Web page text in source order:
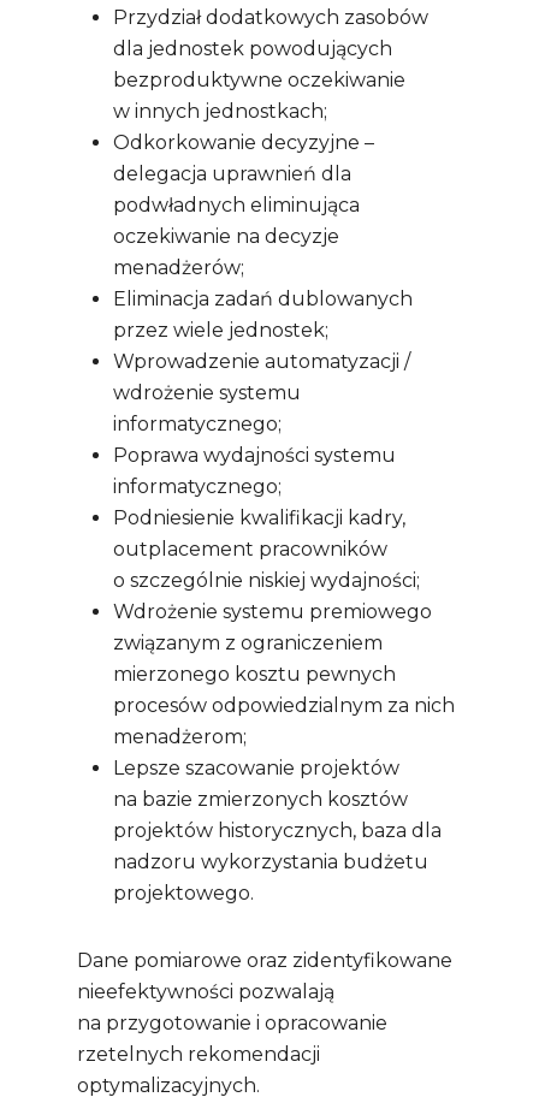
Przydział dodatkowych zasobów
dla jednostek powodujących
bezproduktywne oczekiwanie
w innych jednostkach;
Odkorkowanie decyzyjne –
delegacja uprawnień dla
podwładnych eliminująca
oczekiwanie na decyzje
menadżerów;
Eliminacja zadań dublowanych
przez wiele jednostek;
Wprowadzenie automatyzacji /
wdrożenie systemu
informatycznego;
Poprawa wydajności systemu
informatycznego;
Podniesienie kwalifikacji kadry,
outplacement pracowników
o szczególnie niskiej wydajności;
Wdrożenie systemu premiowego
związanym z ograniczeniem
mierzonego kosztu pewnych
procesów odpowiedzialnym za nich
menadżerom;
Lepsze szacowanie projektów
na bazie zmierzonych kosztów
projektów historycznych, baza dla
nadzoru wykorzystania budżetu
projektowego.
Dane pomiarowe oraz zidentyfikowane
nieefektywności pozwalają
na przygotowanie i opracowanie
rzetelnych rekomendacji
optymalizacyjnych.